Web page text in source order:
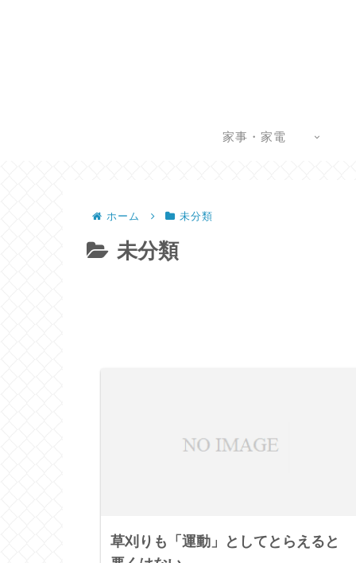
家事・家電
ホーム 未分類
未分類
草刈りも「運動」としてとらえると